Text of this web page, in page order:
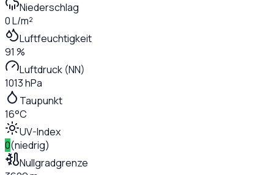
Niederschlag
0 L/m²
Luftfeuchtigkeit
91 %
Luftdruck (NN)
1013 hPa
Taupunkt
16°C
UV-Index
0(niedrig)
Nullgradgrenze